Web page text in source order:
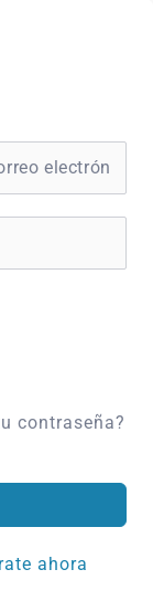
contraseña?
ahora